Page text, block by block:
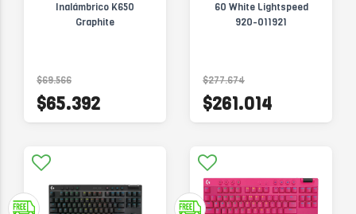
Inalámbrico K650
Graphite
$69.566
$65.392
60 White Lightspeed
920-011921
$277.674
$261.014